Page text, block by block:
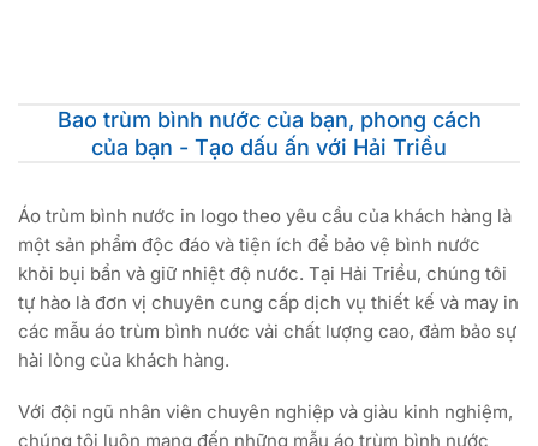
Bao trùm bình nước của bạn, phong cách
của bạn - Tạo dấu ấn với Hải Triều
Áo trùm bình nước in logo theo yêu cầu của khách hàng là
một sản phẩm độc đáo và tiện ích để bảo vệ bình nước
khỏi bụi bẩn và giữ nhiệt độ nước. Tại Hải Triều, chúng tôi
tự hào là đơn vị chuyên cung cấp dịch vụ thiết kế và may in
các mẫu áo trùm bình nước vải chất lượng cao, đảm bảo sự
hài lòng của khách hàng.
Với đội ngũ nhân viên chuyên nghiệp và giàu kinh nghiệm,
chúng tôi luôn mang đến những mẫu áo trùm bình nước